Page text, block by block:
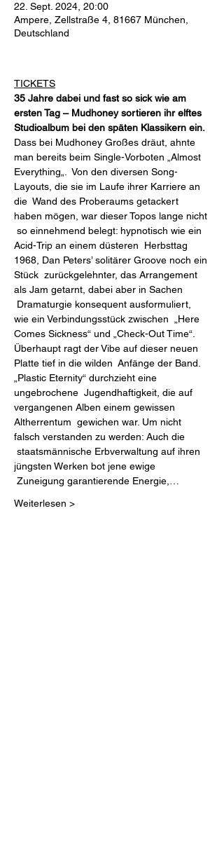
22. Sept. 2024, 20:00
Ampere, Zellstraße 4, 81667 München,
Deutschland
TICKETS
35 Jahre dabei und fast so sick wie am
ersten Tag – Mudhoney sortieren ihr elftes
Studioalbum bei den späten Klassikern ein.
Dass bei Mudhoney Großes dräut, ahnte
man bereits beim Single-Vorboten „Almost
Everything„.  Von den diversen Song-
Layouts, die sie im Laufe ihrer Karriere an
die  Wand des Proberaums getackert
haben mögen, war dieser Topos lange nicht
so einnehmend belegt: hypnotisch wie ein
Acid-Trip an einem düsteren  Herbsttag
1968, Dan Peters’ solitärer Groove noch ein
Stück  zurückgelehnter, das Arrangement
als Jam getarnt, dabei aber in Sachen
Dramaturgie konsequent ausformuliert,
wie ein Verbindungsstück zwischen  „Here
Comes Sickness“ und „Check-Out Time“.
Überhaupt ragt der Vibe auf dieser neuen
Platte tief in die wilden  Anfänge der Band.
„Plastic Eternity“ durchzieht eine
ungebrochene  Jugendhaftigkeit, die auf
vergangenen Alben einem gewissen
Altherrentum  gewichen war. Um nicht
falsch verstanden zu werden: Auch die
staatsmännische Erbverwaltung auf ihren
jüngsten Werken bot jene ewige
Zuneigung garantierende Energie,…
Weiterlesen >